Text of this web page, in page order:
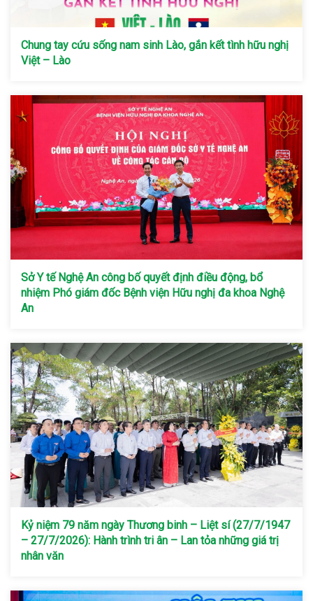
Chung tay cứu sống nam sinh Lào, gắn kết tình hữu nghị
Việt – Lào
Sở Y tế Nghệ An công bố quyết định điều động, bổ
nhiệm Phó giám đốc Bệnh viện Hữu nghị đa khoa Nghệ
An
Kỷ niệm 79 năm ngày Thương binh – Liệt sí (27/7/1947
– 27/7/2026): Hành trình tri ân – Lan tỏa những giá trị
nhân văn